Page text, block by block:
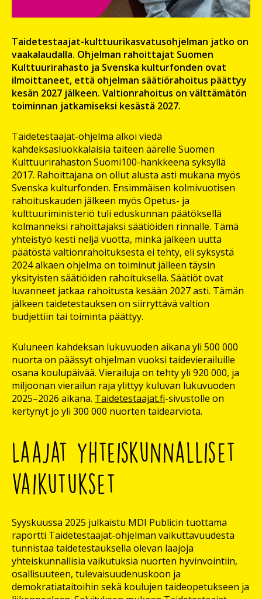
Taidetestaajat-kulttuurikasvatusohjelman jatko on
vaakalaudalla. Ohjelman rahoittajat Suomen
Kulttuurirahasto ja Svenska kulturfonden ovat
ilmoittaneet, että ohjelman säätiörahoitus päättyy
kesän 2027 jälkeen. Valtionrahoitus on välttämätön
toiminnan jatkamiseksi kesästä 2027.
Taidetestaajat-ohjelma alkoi viedä
kahdeksasluokkalaisia taiteen äärelle Suomen
Kulttuurirahaston Suomi100-hankkeena syksyllä
2017. Rahoittajana on ollut alusta asti mukana myös
Svenska kulturfonden. Ensimmäisen kolmivuotisen
rahoituskauden jälkeen myös Opetus- ja
kulttuuriministeriö tuli eduskunnan päätöksellä
kolmanneksi rahoittajaksi säätiöiden rinnalle. Tämä
yhteistyö kesti neljä vuotta, minkä jälkeen uutta
päätöstä valtionrahoituksesta ei tehty, eli syksystä
2024 alkaen ohjelma on toiminut jälleen täysin
yksityisten säätiöiden rahoituksella. Säätiöt ovat
luvanneet jatkaa rahoitusta kesään 2027 asti. Tämän
jälkeen taidetestauksen on siirryttävä valtion
budjettiin tai toiminta päättyy.
Kuluneen kahdeksan lukuvuoden aikana yli 500 000
nuorta on päässyt ohjelman vuoksi taidevierailuille
osana koulupäivää. Vierailuja on tehty yli 920 000, ja
miljoonan vierailun raja ylittyy kuluvan lukuvuoden
2025–2026 aikana. Taidetestaajat.fi-sivustolle on
kertynyt jo yli 300 000 nuorten taidearviota.
Laajat yhteiskunnalliset
vaikutukset
Syyskuussa 2025 julkaistu MDI Publicin tuottama
raportti Taidetestaajat-ohjelman vaikuttavuudesta
tunnistaa taidetestauksella olevan laajoja
yhteiskunnallisia vaikutuksia nuorten hyvinvointiin,
osallisuuteen, tulevaisuudenuskoon ja
demokratiataitoihin sekä koulujen taideopetukseen ja